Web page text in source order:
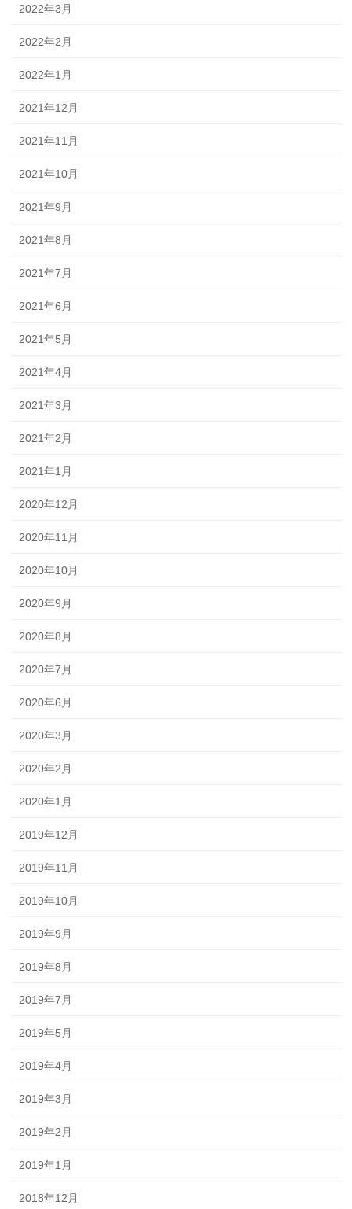
2022年3月
2022年2月
2022年1月
2021年12月
2021年11月
2021年10月
2021年9月
2021年8月
2021年7月
2021年6月
2021年5月
2021年4月
2021年3月
2021年2月
2021年1月
2020年12月
2020年11月
2020年10月
2020年9月
2020年8月
2020年7月
2020年6月
2020年3月
2020年2月
2020年1月
2019年12月
2019年11月
2019年10月
2019年9月
2019年8月
2019年7月
2019年5月
2019年4月
2019年3月
2019年2月
2019年1月
2018年12月